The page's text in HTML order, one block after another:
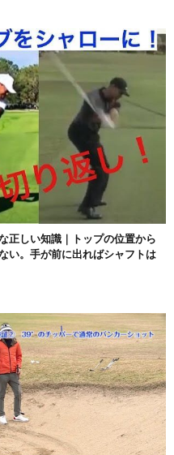
正しい知識｜トップの位置から
い。手が前に出ればシャフトは